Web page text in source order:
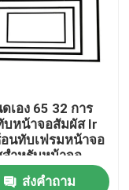
เอง 65 32 การ
หน้าจอสัมผัส Ir
นทับเฟรมหน้าจอ
ำหรับหน้าจอ
ส่งคำถาม